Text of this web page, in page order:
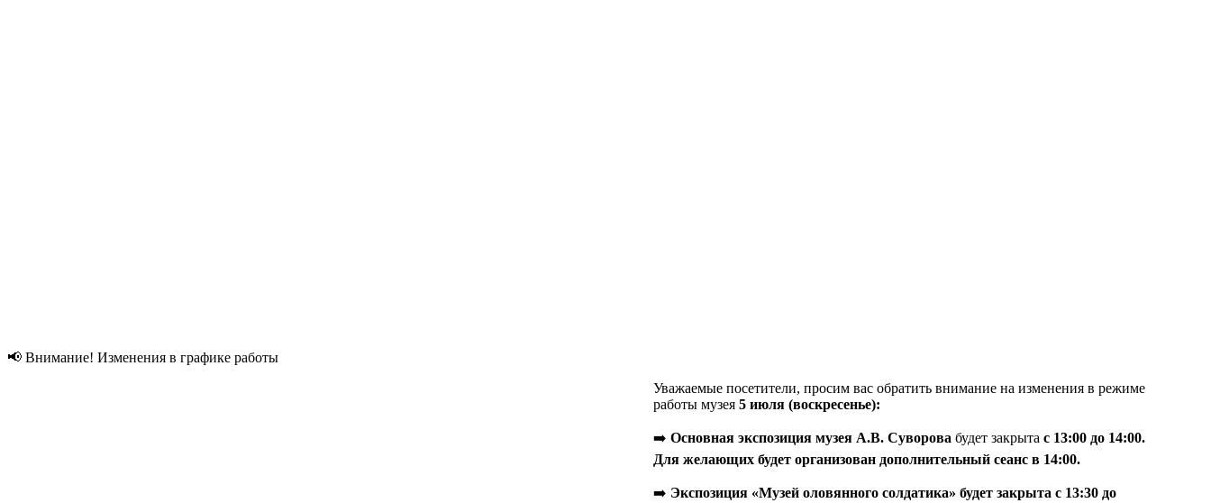
📢 Внимание! Изменения в графике работы
Уважаемые посетители, просим вас обратить внимание на изменения в режиме
работы музея5 июля (воскресенье):
➡️Основная экспозиция музея А.В. Суворова будет закрытас 13:00 до 14:00.
Для желающих будет организован дополнительный сеанс в 14:00.
➡️ Экспозиция «Музей оловянного солдатика» будет закрыта с 13:30 до